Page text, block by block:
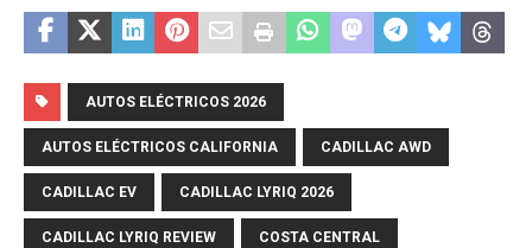
AUTOS ELÉCTRICOS 2026
AUTOS ELÉCTRICOS CALIFORNIA CADILLAC AWD
CADILLAC EV CADILLAC LYRIQ 2026
CADILLAC LYRIQ REVIEW COSTA CENTRAL